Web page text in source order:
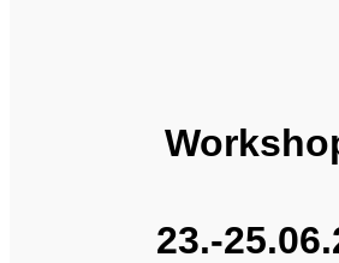
23.-